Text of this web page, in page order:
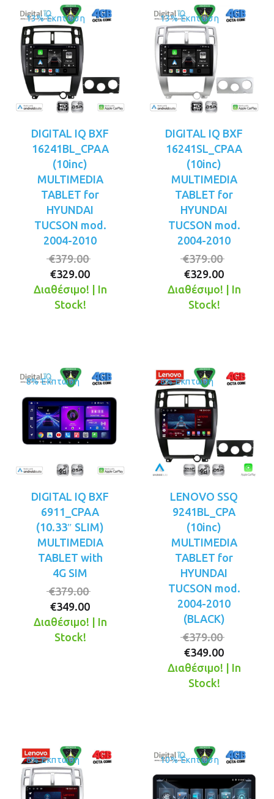
13% Έκπτωση
DIGITAL IQ BXF
16241BL_CPAA
(10inc)
MULTIMEDIA
TABLET for
HYUNDAI
TUCSON mod.
2004-2010
€379.00
was:
€329.00
τρέχουσα
Διαθέσιμο! | In
Stock!
13% Έκπτωση
DIGITAL IQ BXF
16241SL_CPAA
(10inc)
MULTIMEDIA
TABLET for
HYUNDAI
TUCSON mod.
2004-2010
€379.00
was:
€329.00
Διαθέσιμο! | In
Stock!
8% Έκπτωση
DIGITAL IQ BXF
6911_CPAA
(10.33″ SLIM)
MULTIMEDIA
TABLET with
4G SIM
€379.00
was:
€349.00
τρέχουσα
Διαθέσιμο! | In
Stock!
8% Έκπτωση
LENOVO SSQ
9241BL_CPA
(10inc)
MULTIMEDIA
TABLET for
HYUNDAI
TUCSON mod.
2004-2010
(BLACK)
€379.00
was:
€349.00
Διαθέσιμο! | In
Stock!
8% Έκπτωση 10% Έκπτωση